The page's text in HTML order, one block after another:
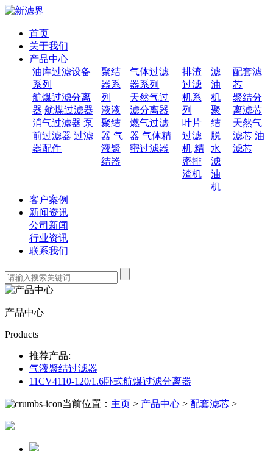
首页
关于我们
产品中心
油库过滤设备
系列
航煤过滤分离
器 航煤过滤器
消气过滤器 泵
前过滤器 过滤
器配件
聚结
器系
列
液液
聚结
器 气
液聚
结器
气体过滤
器系列
天然气过
滤分离器
燃气过滤
器 气体精
密过滤器
排渣
过滤
机系
列
叶片
过滤
机 精
密排
渣机
滤
油
机
聚
结
脱
水
滤
油
机
配套滤
芯
聚结分
离滤芯
天然气
滤芯 油
滤芯
客户案例
新闻资讯
公司新闻
行业资讯
联系我们
产品中心
Products
推荐产品:
气液聚结过滤器
11CV4110-120/1.6卧式航煤过滤分离器
当前位置： 主页 > 产品中心 > 配套滤芯 >